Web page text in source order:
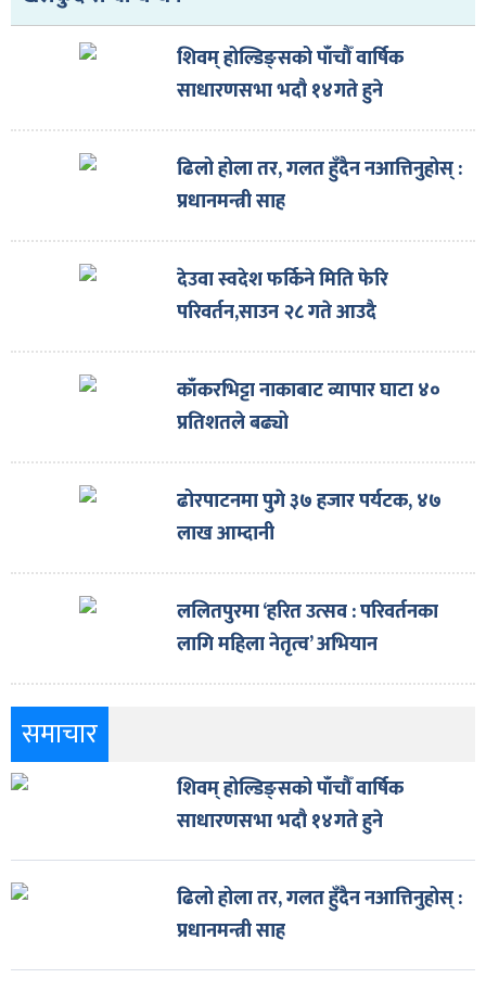
शिवम् होल्डिङ्सको पाँचौँ वार्षिक
साधारणसभा भदौ १४गते हुने
ढिलो होला तर, गलत हुँदैन नआत्तिनुहोस् :
प्रधानमन्त्री साह
देउवा स्वदेश फर्किने मिति फेरि
परिवर्तन,साउन २८ गते आउदै
काँकरभिट्टा नाकाबाट व्यापार घाटा ४०
प्रतिशतले बढ्यो
ढोरपाटनमा पुगे ३७ हजार पर्यटक, ४७
लाख आम्दानी
ललितपुरमा ‘हरित उत्सव : परिवर्तनका
लागि महिला नेतृत्व’ अभियान
समाचार
शिवम् होल्डिङ्सको पाँचौँ वार्षिक
साधारणसभा भदौ १४गते हुने
ढिलो होला तर, गलत हुँदैन नआत्तिनुहोस् :
प्रधानमन्त्री साह